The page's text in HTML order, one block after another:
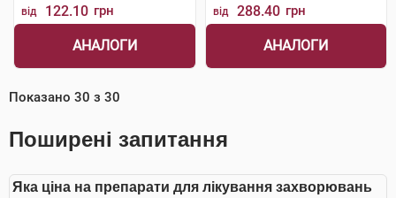
від 122.10 грн
АНАЛОГИ
від 288.40 грн
АНАЛОГИ
Показано 30 з 30
Поширені запитання
Яка ціна на препарати для лікування захворювань